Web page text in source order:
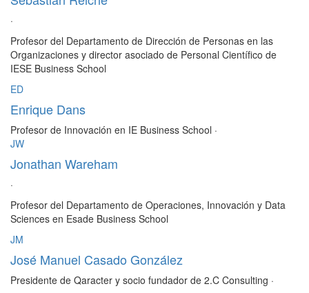
·
Profesor del Departamento de Dirección de Personas en las
Organizaciones y director asociado de Personal Científico de
IESE Business School
ED
Enrique Dans
Profesor de Innovación en IE Business School ·
JW
Jonathan Wareham
·
Profesor del Departamento de Operaciones, Innovación y Data
Sciences en Esade Business School
JM
José Manuel Casado González
Presidente de Qaracter y socio fundador de 2.C Consulting ·